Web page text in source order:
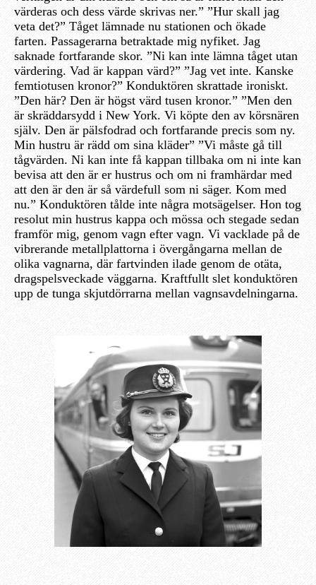
värderas och dess värde skrivas ner.” ”Hur skall jag
veta det?” Tåget lämnade nu stationen och ökade
farten. Passagerarna betraktade mig nyfiket. Jag
saknade fortfarande skor. ”Ni kan inte lämna tåget utan
värdering. Vad är kappan värd?” ”Jag vet inte. Kanske
femtiotusen kronor?” Konduktören skrattade ironiskt.
”Den här? Den är högst värd tusen kronor.” ”Men den
är skräddarsydd i New York. Vi köpte den av körsnären
själv. Den är pälsfodrad och fortfarande precis som ny.
Min hustru är rädd om sina kläder” ”Vi måste gå till
tågvärden. Ni kan inte få kappan tillbaka om ni inte kan
bevisa att den är er hustrus och om ni framhärdar med
att den är den är så värdefull som ni säger. Kom med
nu.” Konduktören tålde inte några motsägelser. Hon tog
resolut min hustrus kappa och mössa och stegade sedan
framför mig, genom vagn efter vagn. Vi vacklade på de
vibrerande metallplattorna i övergångarna mellan de
olika vagnarna, där fartvinden ilade genom de otäta,
dragspelsveckade väggarna. Kraftfullt slet konduktören
upp de tunga skjutdörrarna mellan vagnsavdelningarna.